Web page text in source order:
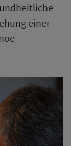
einer